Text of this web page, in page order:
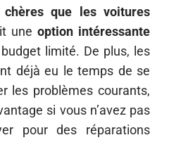
chères que les voitures
une option intéressante
limité. De plus, les
déjà eu le temps de se
les problèmes courants,
si vous n’avez pas
pour des réparations